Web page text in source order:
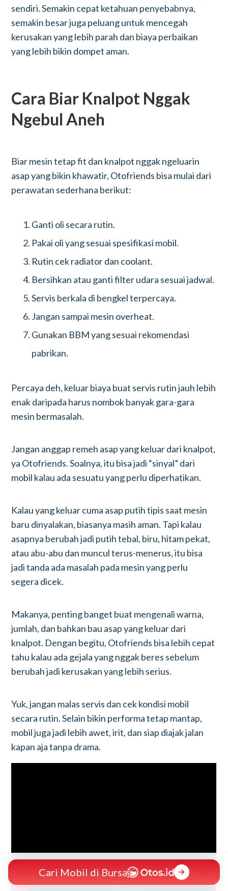
sendiri. Semakin cepat ketahuan penyebabnya,
semakin besar juga peluang untuk mencegah
kerusakan yang lebih parah dan biaya perbaikan
yang lebih bikin dompet aman.
Cara Biar Knalpot Nggak
Ngebul Aneh
Biar mesin tetap fit dan knalpot nggak ngeluarin
asap yang bikin khawatir, Otofriends bisa mulai dari
perawatan sederhana berikut:
Ganti oli secara rutin.
Pakai oli yang sesuai spesifikasi mobil.
Rutin cek radiator dan coolant.
Bersihkan atau ganti filter udara sesuai jadwal.
Servis berkala di bengkel terpercaya.
Jangan sampai mesin overheat.
Gunakan BBM yang sesuai rekomendasi
pabrikan.
Percaya deh, keluar biaya buat servis rutin jauh lebih
enak daripada harus nombok banyak gara-gara
mesin bermasalah.
Jangan anggap remeh asap yang keluar dari knalpot,
ya Otofriends. Soalnya, itu bisa jadi “sinyal” dari
mobil kalau ada sesuatu yang perlu diperhatikan.
Kalau yang keluar cuma asap putih tipis saat mesin
baru dinyalakan, biasanya masih aman. Tapi kalau
asapnya berubah jadi putih tebal, biru, hitam pekat,
atau abu-abu dan muncul terus-menerus, itu bisa
jadi tanda ada masalah pada mesin yang perlu
segera dicek.
Makanya, penting banget buat mengenali warna,
jumlah, dan bahkan bau asap yang keluar dari
knalpot. Dengan begitu, Otofriends bisa lebih cepat
tahu kalau ada gejala yang nggak beres sebelum
berubah jadi kerusakan yang lebih serius.
Yuk, jangan malas servis dan cek kondisi mobil
secara rutin. Selain bikin performa tetap mantap,
mobil juga jadi lebih awet, irit, dan siap diajak jalan
kapan aja tanpa drama.
Cari Mobil di Bursa